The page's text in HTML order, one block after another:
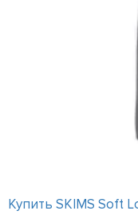
Купить SKIMS Soft